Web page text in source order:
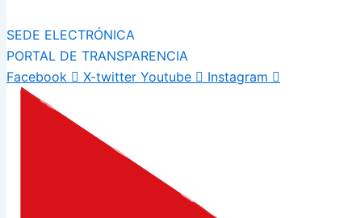
SEDE ELECTRÓNICA
PORTAL DE TRANSPARENCIA
Facebook
X-twitter Youtube Instagram